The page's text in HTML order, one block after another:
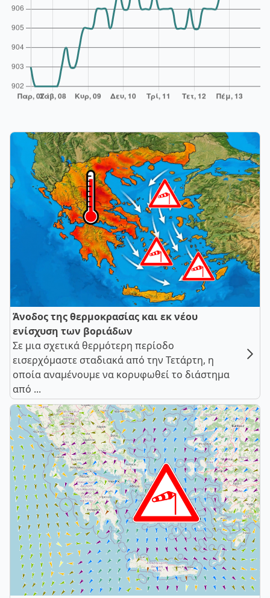
Άνοδος της θερμοκρασίας και εκ νέου
ενίσχυση των βοριάδων
Σε μια σχετικά θερμότερη περίοδο
εισερχόμαστε σταδιακά από την Τετάρτη, η
οποία αναμένουμε να κορυφωθεί το διάστημα
από ...